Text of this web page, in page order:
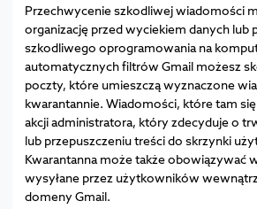
Przechwycenie szkodliwej wiadomości
organizację przed wyciekiem danych lub
szkodliwego oprogramowania na
automatycznych filtrów Gmail możesz
poczty, które umieszczą wyznaczone
kwarantannie. Wiadomości, które tam
akcji administratora, który zdecyduje o
lub przepuszczeniu treści do skrzynki
Kwarantanna może także obowiązywać
wysyłane przez użytkowników
domeny Gmail.